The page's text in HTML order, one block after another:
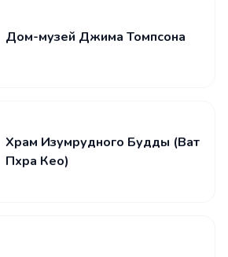
Дом-музей Джима Томпсона
Храм Изумрудного Будды (Ват
Пхра Кео)